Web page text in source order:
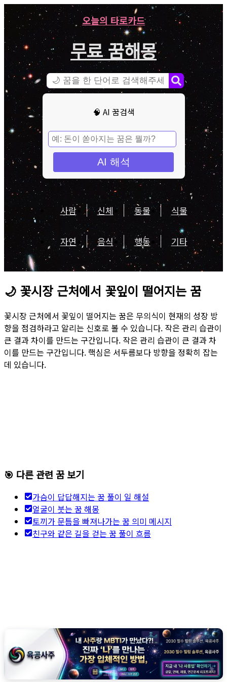
오늘의 타로카드
무료 꿈해몽
🧠 AI 꿈검색
AI 해석
사람 신체 동물 식물
자연 음식 행동 기타
🌙 꽃시장 근처에서 꽃잎이 떨어지는 꿈
꽃시장 근처에서 꽃잎이 떨어지는 꿈은 무의식이 현재의 성장 방
향을 점검하라고 알리는 신호로 볼 수 있습니다. 작은 관리 습관이
큰 결과 차이를 만드는 구간입니다. 작은 관리 습관이 큰 결과 차
이를 만드는 구간입니다. 핵심은 서두름보다 방향을 정확히 잡는
데 있습니다.
🎯 다른 관련 꿈 보기
가슴이 답답해지는 꿈 풀이 일 해설
얼굴이 붓는 꿈 해몽
토끼가 문틈을 빠져나가는 꿈 의미 메시지
친구와 같은 길을 걷는 꿈 풀이 흐름